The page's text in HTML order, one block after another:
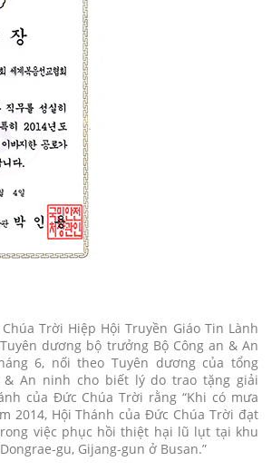
Trời Hiệp Hội Truyền Giáo Tin Lành
dương bộ trưởng Bộ Công an & An
6, nối theo Tuyên dương của tổng
& An ninh cho biết lý do trao tặng giải
của Đức Chúa Trời rằng “Khi có mưa
2014, Hội Thánh của Đức Chúa Trời đạt
việc phục hồi thiệt hại lũ lụt tại khu
gu, Gijang-gun ở Busan.”